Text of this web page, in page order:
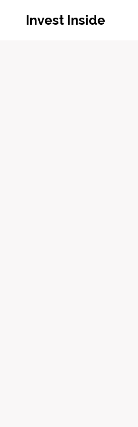
Invest Inside